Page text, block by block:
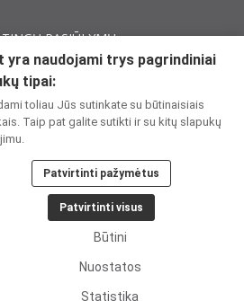
PASIŪLYMŲ:
su 22CPrivatumo politika
yra naudojami trys pagrindiniai
tipai:
toliau Jūs sutinkate su būtinaisiais
Taip pat galite sutikti ir su kitų slapukų
Patvirtinti pažymėtus
Patvirtinti visus
Būtini
Nuostatos
Statistika